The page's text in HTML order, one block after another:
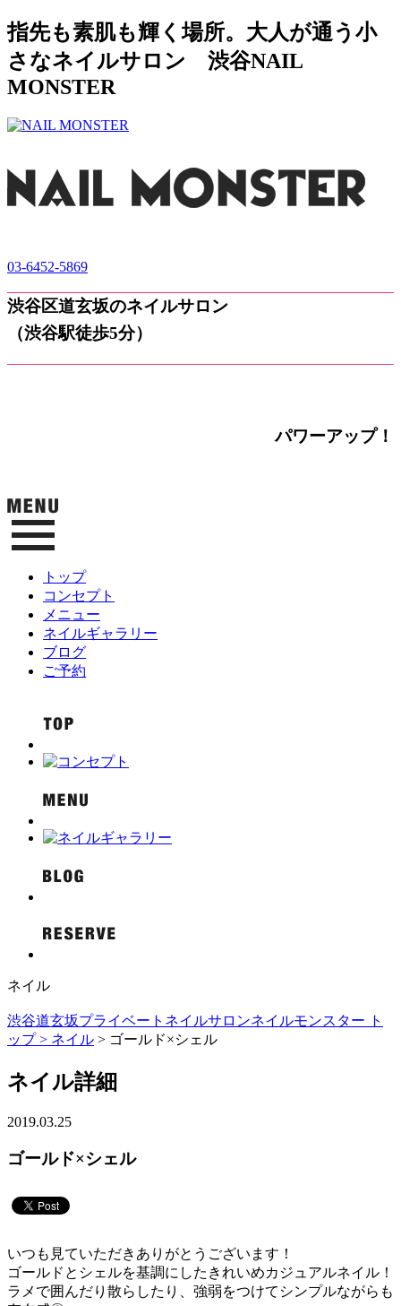
指先も素肌も輝く場所。大人が通う小
さなネイルサロン 渋谷NAIL
MONSTER
03-6452-5869
渋谷区道玄坂のネイルサロン
（渋谷駅徒歩5分）
パワーアップ！
トップ
コンセプト
メニュー
ネイルギャラリー
ブログ
ご予約
ネイル
渋谷道玄坂プライベートネイルサロンネイルモンスター ト
ップ > ネイル > ゴールド×シェル
ネイル詳細
2019.03.25
ゴールド×シェル
いつも見ていただきありがとうございます！
ゴールドとシェルを基調にしたきれいめカジュアルネイル！
ラメで囲んだり散らしたり、強弱をつけてシンプルながらも